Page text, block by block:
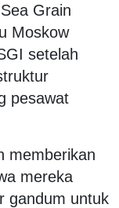
Grain
Moskow
setelah
pesawat
memberikan
mereka
gandum untuk